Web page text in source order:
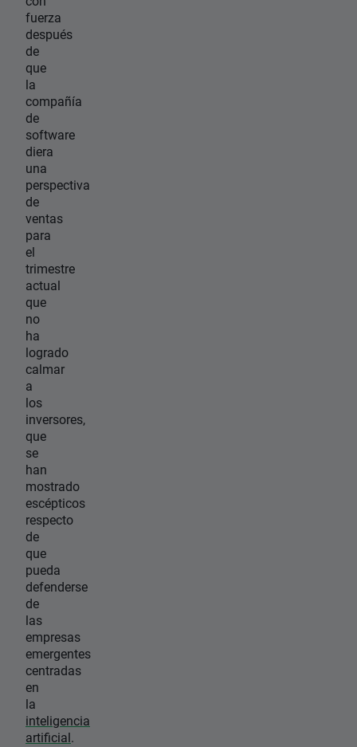
fuerza
después
de
que
la
compañía
de
software
diera
una
perspectiva
de
ventas
para
el
trimestre
actual
que
no
ha
logrado
calmar
a
los
inversores,
que
se
han
mostrado
escépticos
respecto
de
que
pueda
defenderse
de
las
empresas
emergentes
centradas
en
la
inteligencia
artificial.